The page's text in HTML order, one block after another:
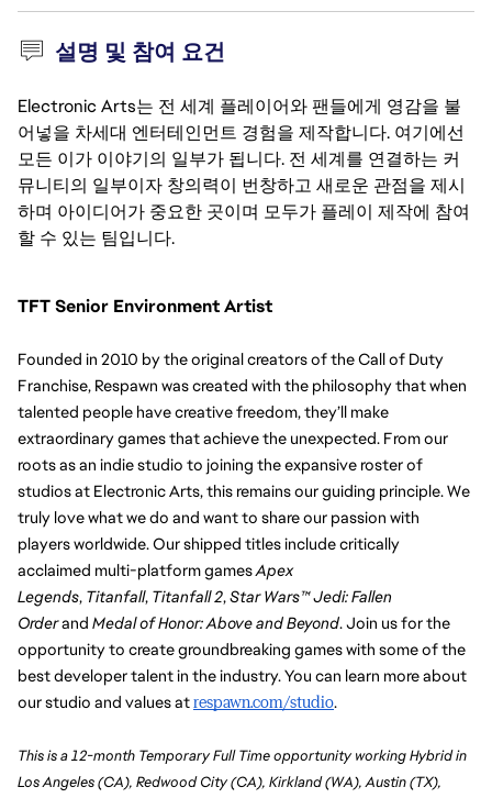
설명 및 참여 요건
Electronic Arts는 전 세계 플레이어와 팬들에게 영감을 불
어넣을 차세대 엔터테인먼트 경험을 제작합니다. 여기에선
모든 이가 이야기의 일부가 됩니다. 전 세계를 연결하는 커
뮤니티의 일부이자 창의력이 번창하고 새로운 관점을 제시
하며 아이디어가 중요한 곳이며 모두가 플레이 제작에 참여
할 수 있는 팀입니다.
TFT Senior Environment Artist
Founded in 2010 by the original creators of the Call of Duty
Franchise, Respawn was created with the philosophy that when
talented people have creative freedom, they’ll make
extraordinary games that achieve the unexpected. From our
roots as an indie studio to joining the expansive roster of
studios at Electronic Arts, this remains our guiding principle. We
truly love what we do and want to share our passion with
players worldwide. Our shipped titles include critically
acclaimed multi-platform games Apex
Legends, Titanfall, Titanfall 2, Star Wars™ Jedi: Fallen
Order and Medal of Honor: Above and Beyond. Join us for the
opportunity to create groundbreaking games with some of the
best developer talent in the industry. You can learn more about
our studio and values at respawn.com/studio.
This is a 12-month Temporary Full Time opportunity working Hybrid in
Los Angeles (CA), Redwood City (CA), Kirkland (WA), Austin (TX),